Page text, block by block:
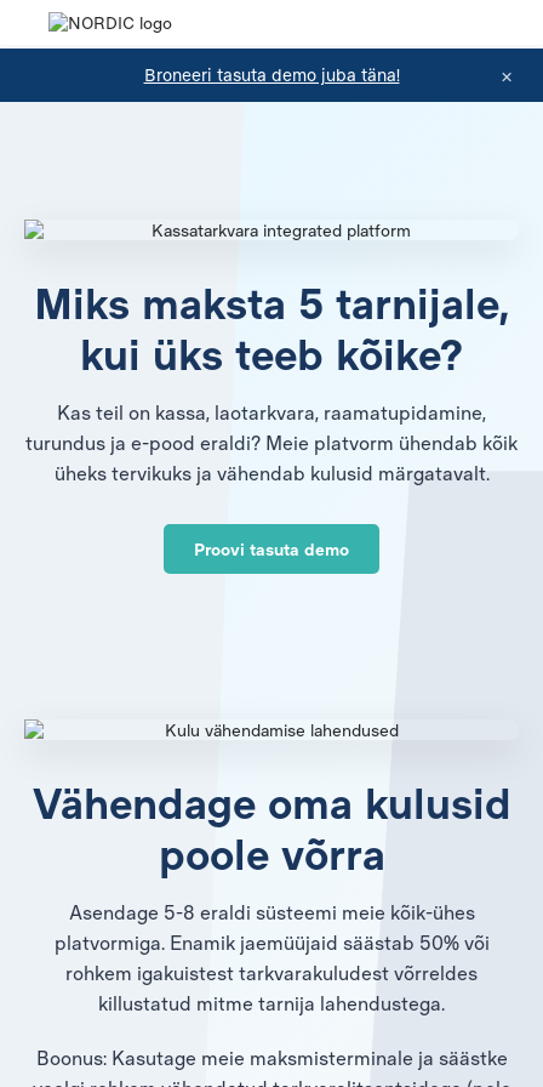
Broneeri tasuta demo juba täna! ×
Miks maksta 5 tarnijale,
kui üks teeb kõike?
Kas teil on kassa, laotarkvara, raamatupidamine,
turundus ja e-pood eraldi? Meie platvorm ühendab kõik
üheks tervikuks ja vähendab kulusid märgatavalt.
Proovi tasuta demo
Vähendage oma kulusid
poole võrra
Asendage 5-8 eraldi süsteemi meie kõik-ühes
platvormiga. Enamik jaemüüjaid säästab 50% või
rohkem igakuistest tarkvarakuludest võrreldes
killustatud mitme tarnija lahendustega.
Boonus: Kasutage meie maksmisterminale ja säästke